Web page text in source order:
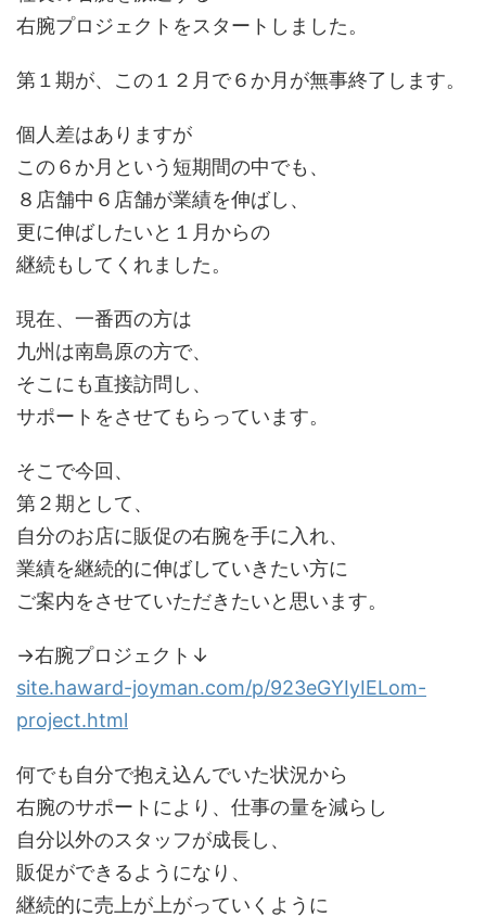
右腕プロジェクトをスタートしました。
第１期が、この１２月で６か月が無事終了します。
個人差はありますが
この６か月という短期間の中でも、
８店舗中６店舗が業績を伸ばし、
更に伸ばしたいと１月からの
継続もしてくれました。
現在、一番西の方は
九州は南島原の方で、
そこにも直接訪問し、
サポートをさせてもらっています。
そこで今回、
第２期として、
自分のお店に販促の右腕を手に入れ、
業績を継続的に伸ばしていきたい方に
ご案内をさせていただきたいと思います。
→右腕プロジェクト↓
site.haward-joyman.com/p/923eGYIyIELom-
project.html
何でも自分で抱え込んでいた状況から
右腕のサポートにより、仕事の量を減らし
自分以外のスタッフが成長し、
販促ができるようになり、
継続的に売上が上がっていくように